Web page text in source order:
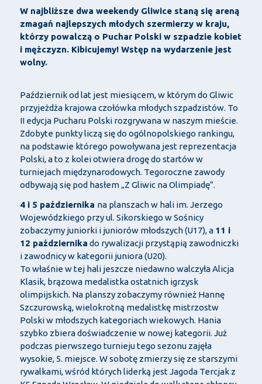
W najbliższe dwa weekendy Gliwice staną się areną
zmagań najlepszych młodych szermierzy w kraju,
którzy powalczą o Puchar Polski w szpadzie kobiet
i mężczyzn. Kibicujemy! Wstęp na wydarzenie jest
wolny.
Październik od lat jest miesiącem, w którym do Gliwic
przyjeżdża krajowa czołówka młodych szpadzistów. To
II edycja Pucharu Polski rozgrywana w naszym mieście.
Zdobyte punkty liczą się do ogólnopolskiego rankingu,
na podstawie którego powoływana jest reprezentacja
Polski, a to z kolei otwiera drogę do startów w
turniejach międzynarodowych. Tegoroczne zawody
odbywają się pod hasłem „Z Gliwic na Olimpiadę”.
4 i 5 października na planszach w hali im. Jerzego
Wojewódzkiego przy ul. Sikorskiego w Sośnicy
zobaczymy juniorki i juniorów młodszych (U17), a 11 i
12 października do rywalizacji przystąpią zawodniczki
i zawodnicy w kategorii juniora (U20).
To właśnie w tej hali jeszcze niedawno walczyła Alicja
Klasik, brązowa medalistka ostatnich igrzysk
olimpijskich. Na planszy zobaczymy również Hannę
Szczurowską, wielokrotną medalistkę mistrzostw
Polski w młodszych kategoriach wiekowych. Hania
szybko zbiera doświadczenie w nowej kategorii. Już
podczas pierwszego turnieju tego sezonu zajęła
wysokie, 5. miejsce. W sobotę zmierzy się ze starszymi
rywalkami, wśród których liderką jest Jagoda Tercjak z